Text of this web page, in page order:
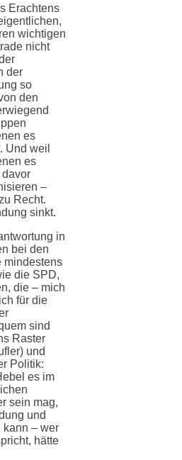
Erachtens
wichtigen
nicht
der
so
den
es
Und weil
es
davor
–
Recht.
sinkt.
in
bei den
mindestens
die SPD,
die – mich
für die
sind
Raster
und
Politik:
es im
sein mag,
und
kann – wer
hätte